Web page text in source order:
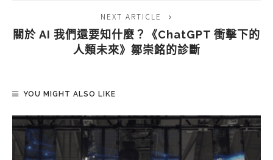
NEXT ARTICLE
關於 AI 我們還要知什麼？《ChatGPT 衝擊下的
人類未來》鄒崇銘的診斷
YOU MIGHT ALSO LIKE